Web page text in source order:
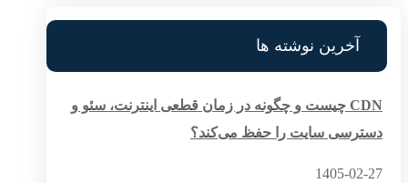
آخرین نوشته ها
CDN چیست و چگونه در زمان قطعی اینترنت، سئو و
دسترسی سایت را حفظ می‌کند؟
1405-02-27